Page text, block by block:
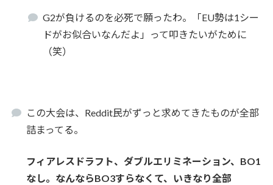
G2が負けるのを必死で願ったわ。「EU勢は1シー
ドがお似合いなんだよ」って叩きたいがために
（笑）
この大会は、Reddit民がずっと求めてきたものが全部
詰まってる。
フィアレスドラフト、ダブルエリミネーション、BO1
なし。なんならBO3すらなくて、いきなり全部